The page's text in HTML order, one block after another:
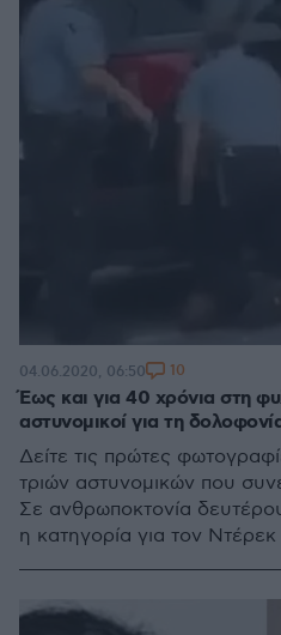
Έως και για 40 χρόνια στη
αστυνομικοί για τη
Δείτε τις πρώτες
τριών αστυνομικών που
Σε ανθρωποκτονία
η κατηγορία για τον Ντέρεκ
04.06.2020, 06:50 10